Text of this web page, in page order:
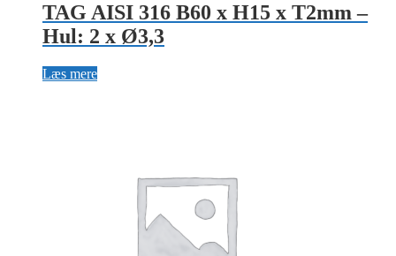
TAG AISI 316 B60 x H15 x T2mm –
Hul: 2 x Ø3,3
Læs mere